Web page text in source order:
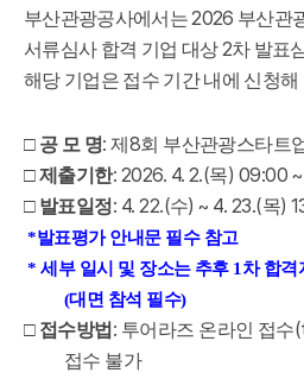
부산관광공사에서는2026 부산관
서류심사 합격 기업 대상2차 발표
해당 기업은 접수 기간 내에 신청
□ 공 모 명:제 8회 부산관광스타트
□제출기한: 2026. 4. 2.(목) 09:00 ~
□ 발표일정: 4. 22.(수) ~ 4. 23.(목)
*발표평가 안내문 필수 참고
*세부 일시 및 장소는 추후 1 차 합격
(대면 참석 필수)
□ 접수방법 : 투어라즈 온라인 접수
접수 불가